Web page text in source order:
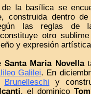
la basílica se
construida dentro
las reglas de
otro
y expresión
Santa Maria Novella
Galilei. En
Brunelleschi y
, el dominico